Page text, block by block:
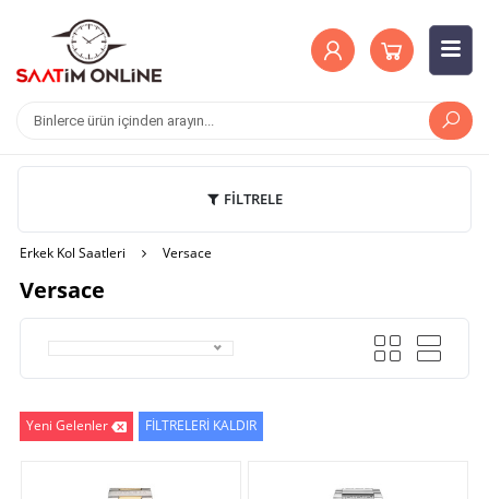
FİLTRELE
Erkek Kol Saatleri Versace
Versace
Yeni Gelenler FİLTRELERİ KALDIR